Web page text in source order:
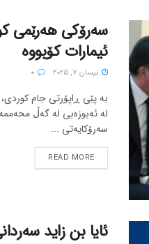
سەرۆکی هەرێمی
ئیمارات کۆبووە
نیسان 7, 2025
بە پێی ڕاپۆرتی جام
لە ئەبوزەبی لە گەڵ
سەرۆکایەتی ...
READ MORE
ئایا بن زاید